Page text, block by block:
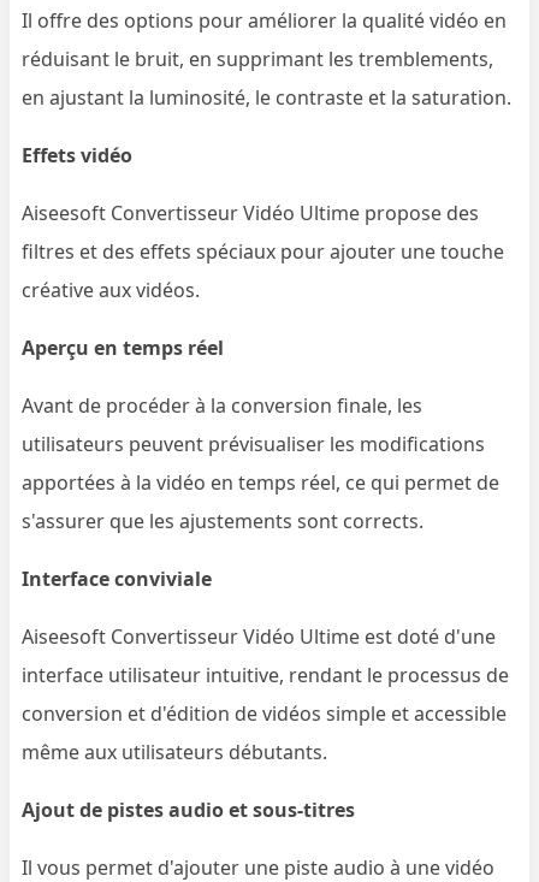
Il offre des options pour améliorer la qualité vidéo en
réduisant le bruit, en supprimant les tremblements,
en ajustant la luminosité, le contraste et la saturation.
Effets vidéo
Aiseesoft Convertisseur Vidéo Ultime propose des
filtres et des effets spéciaux pour ajouter une touche
créative aux vidéos.
Aperçu en temps réel
Avant de procéder à la conversion finale, les
utilisateurs peuvent prévisualiser les modifications
apportées à la vidéo en temps réel, ce qui permet de
s'assurer que les ajustements sont corrects.
Interface conviviale
Aiseesoft Convertisseur Vidéo Ultime est doté d'une
interface utilisateur intuitive, rendant le processus de
conversion et d'édition de vidéos simple et accessible
même aux utilisateurs débutants.
Ajout de pistes audio et sous-titres
Il vous permet d'ajouter une piste audio à une vidéo